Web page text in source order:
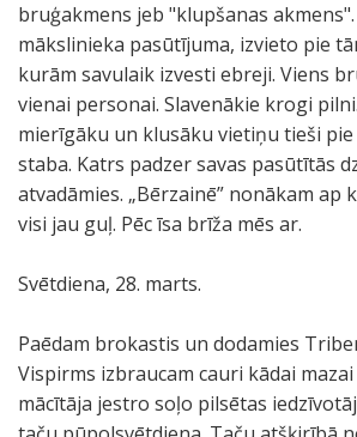
bruģakmens jeb "klupšanas
mākslinieka pasūtījuma, izvieto pie
kurām savulaik izvesti ebreji. Viens
vienai personai. Slavenākie krogi
mierīgāku un klusāku vietiņu tieši
staba. Katrs padzer savas pasūtītās
atvadāmies. „Bērzainē” nonākam ap
visi jau guļ. Pēc īsa brīža mēs ar.
Svētdiena, 28. marts.
Paēdam brokastis un dodamies
Vispirms izbraucam cauri kādai
mācītāja jestro soļo pilsētas